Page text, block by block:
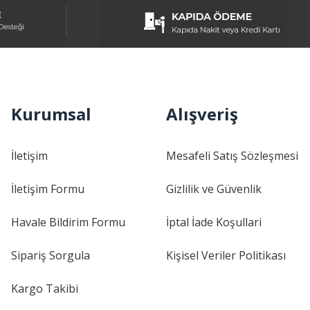
Kurumsal
İletişim
İletişim Formu
Havale Bildirim Formu
Sipariş Sorgula
Kargo Takibi
Alışveriş
Mesafeli Satış Sözleşmesi
Gizlilik ve Güvenlik
İptal İade Koşullari
Kişisel Veriler Politikası